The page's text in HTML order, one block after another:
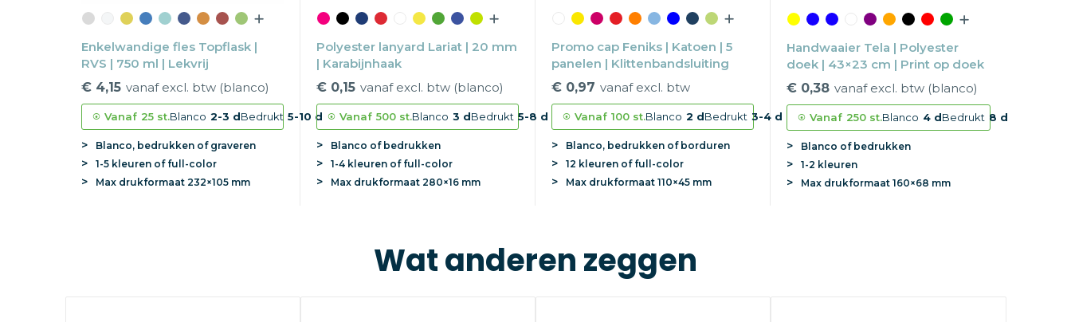
Enkelwandige fles Topflask |
RVS | 750 ml | Lekvrij
€ 4,15 vanaf excl. btw (blanco)
Vanaf 25 st.Blanco 2-3 dBedrukt 5-10 d
Blanco, bedrukken of graveren
1-5 kleuren of full-color
Max drukformaat 232×105 mm
Polyester lanyard Lariat | 20 mm
| Karabijnhaak
€ 0,15 vanaf excl. btw (blanco)
Vanaf 500 st.Blanco 3 dBedrukt 5-8 d
Blanco of bedrukken
1-4 kleuren of full-color
Max drukformaat 280×16 mm
Promo cap Feniks | Katoen | 5
panelen | Klittenbandsluiting
€ 0,97 vanaf excl. btw
Vanaf 100 st.Blanco 2 dBedrukt 3-4 d
Blanco, bedrukken of borduren
12 kleuren of full-color
Max drukformaat 110×45 mm
Handwaaier Tela | Polyester
doek | 43×23 cm | Print op doek
€ 0,38 vanaf excl. btw (blanco)
Vanaf 250 st.Blanco 4 dBedrukt 8 d
Blanco of bedrukken
1-2 kleuren
Max drukformaat160×68 mm
Wat anderen zeggen